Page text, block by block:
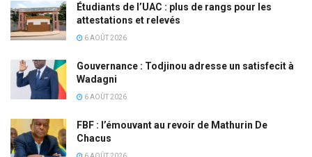
Étudiants de l’UAC : plus de rangs pour les
attestations et relevés
6 AOÛT 2026
Gouvernance : Todjinou adresse un satisfecit à
Wadagni
6 AOÛT 2026
FBF : l’émouvant au revoir de Mathurin De
Chacus